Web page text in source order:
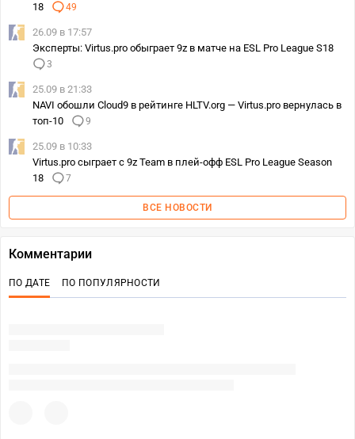
18
49
26.09 в 17:57
Эксперты: Virtus.pro обыграет 9z в матче на ESL Pro League S18
3
25.09 в 21:33
NAVI обошли Cloud9 в рейтинге HLTV.org — Virtus.pro вернулась в
топ-10
9
25.09 в 10:33
Virtus.pro сыграет с 9z Team в плей-офф ESL Pro League Season
18
7
ВСЕ НОВОСТИ
Комментарии
ПО ДАТЕ ПО ПОПУЛЯРНОСТИ